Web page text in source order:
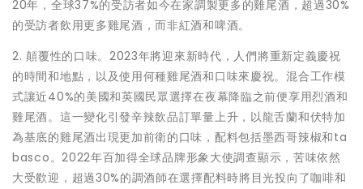
20年，全球37%的受訪者如今在家調製更多的雞尾酒，超過30%
的受訪者飲用更多雞尾酒，而非紅酒和啤酒。
2. 顛覆性的口味。2023年將迎來新時代，人們將重新定義慶祝
的時間和地點，以及使用何種雞尾酒和口味來慶祝。混合工作模
式讓近40%的美國和英國民眾選擇在夜幕降臨之前便享用烈酒和
雞尾酒。這一變化引發辛辣飲品訂單量上升，以龍舌蘭和伏特加
為基底的雞尾酒出現更加前衛的口味，配料包括墨西哥辣椒和ta
basco。2022年百加得全球品牌形象大使調查顯示，苦味依然
大受歡迎，超過30%的調酒師在選擇配料時將目光投向了咖啡和